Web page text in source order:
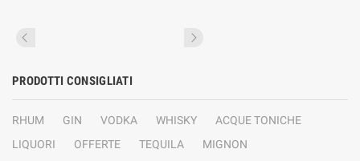
PRODOTTI CONSIGLIATI
RHUM GIN VODKA WHISKY
ACQUE TONICHE
LIQUORI
OFFERTE TEQUILA
MIGNON